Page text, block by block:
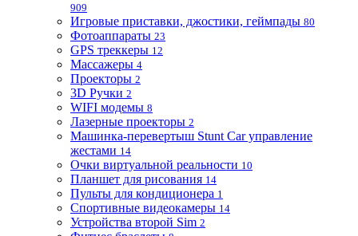
909
Игровые приставки, джостики, геймпады 80
Фотоаппараты 23
GPS треккеры 12
Массажеры 4
Проекторы 2
3D Ручки 2
WIFI модемы 8
Лазерные проекторы 2
Машинка-перевертыш Stunt Car управление
жестами 14
Очки виртуальной реальности 10
Планшет для рисования 14
Пульты для кондиционера 1
Спортивные видеокамеры 14
Устройства второй Sim 2